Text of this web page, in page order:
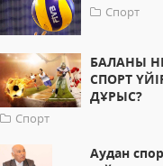
Спорт
БАЛАНЫ
СПОРТ
ДҰРЫС?
Спорт
Аудан